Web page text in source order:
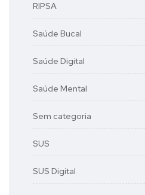
RIPSA
Saúde Bucal
Saúde Digital
Saúde Mental
Sem categoria
SUS
SUS Digital